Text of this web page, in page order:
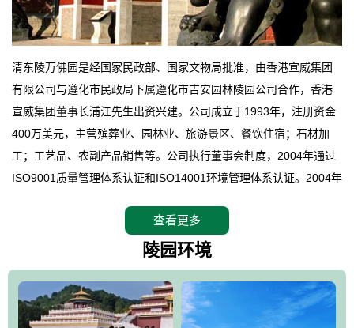
清东陵万佛园是经国家民政部、国家文物局批准，由香港宣威集团
有限公司与遵化市民政局下属遵化市吉安园林陵园公司合作，香港
宣威集团董事长浦江先生出资兴建。公司成立于1993年，注册资金
400万美元，主营殡葬业、园林业、旅游景区、餐饮住宿；石材加
工；工艺品、农副产品销售等。公司执行董事会制度，2004年通过
ISO9001质量管理体系认证和ISO14001环境管理体系认证。2004年
拥有4A级旅游区头衔的花园式陵园，园内建有四星级酒店一座。
万佛园位于遵化市境内，座落在世界文化遗产清东陵地形墙内，地
形绝佳，地理位置优越，交通便利。公司以“建设全国顶级人生后花
园、打造佛教精品旅游圣地”为目标，以海外归侨、国内外知名人士
的墓地安葬、祭祀吊亡并结合旅游参观构成其主要使用功能；以苍
查看更多
陵园环境